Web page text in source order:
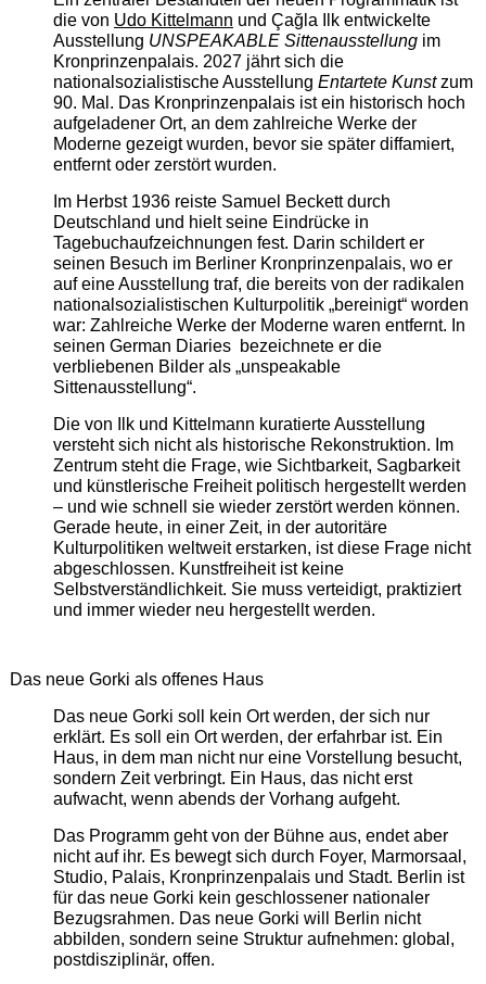
die von Udo Kittelmann und Çağla Ilk entwickelte
Ausstellung UNSPEAKABLE Sittenausstellungim
Kronprinzenpalais. 2027 jährt sich die
nationalsozialistische Ausstellung Entartete Kunstzum
90. Mal. Das Kronprinzenpalais ist ein historisch hoch
aufgeladener Ort, an dem zahlreiche Werke der
Moderne gezeigt wurden, bevor sie später diffamiert,
entfernt oder zerstört wurden.
Im Herbst 1936 reiste Samuel Beckett durch
Deutschland und hielt seine Eindrücke in
Tagebuchaufzeichnungen fest. Darin schildert er
seinen Besuch im Berliner Kronprinzenpalais, wo er
auf eine Ausstellung traf, die bereits von der radikalen
nationalsozialistischen Kulturpolitik „bereinigt“ worden
war: Zahlreiche Werke der Moderne waren entfernt. In
seinen German Diaries bezeichnete er die
verbliebenen Bilder als „unspeakable
Sittenausstellung“.
Die von Ilk und Kittelmann kuratierte Ausstellung
versteht sich nicht als historische Rekonstruktion. Im
Zentrum steht die Frage, wie Sichtbarkeit, Sagbarkeit
und künstlerische Freiheit politisch hergestellt werden
– und wie schnell sie wieder zerstört werden können.
Gerade heute, in einer Zeit, in der autoritäre
Kulturpolitiken weltweit erstarken, ist diese Frage nicht
abgeschlossen. Kunstfreiheit ist keine
Selbstverständlichkeit. Sie muss verteidigt, praktiziert
und immer wieder neu hergestellt werden.
Das neue Gorki als offenes Haus
Das neue Gorki soll kein Ort werden, der sich nur
erklärt. Es soll ein Ort werden, der erfahrbar ist. Ein
Haus, in dem man nicht nur eine Vorstellung besucht,
sondern Zeit verbringt. Ein Haus, das nicht erst
aufwacht, wenn abends der Vorhang aufgeht.
Das Programm geht von der Bühne aus, endet aber
nicht auf ihr. Es bewegt sich durch Foyer, Marmorsaal,
Studio, Palais, Kronprinzenpalais und Stadt. Berlin ist
für das neue Gorki kein geschlossener nationaler
Bezugsrahmen. Das neue Gorki will Berlin nicht
abbilden, sondern seine Struktur aufnehmen: global,
postdisziplinär, offen.